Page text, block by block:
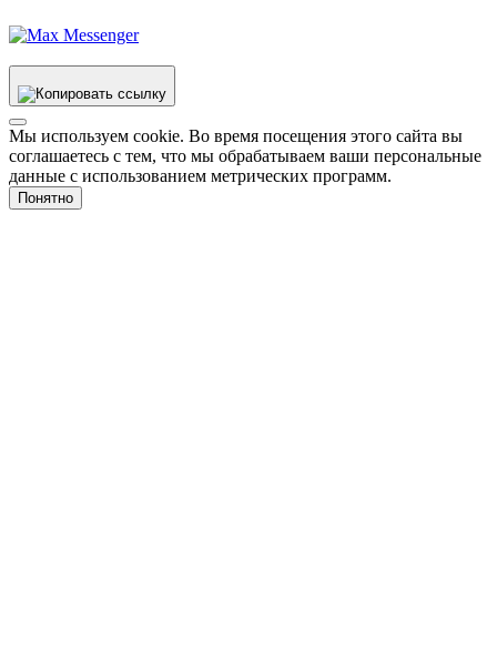
Мы используем cookie. Во время посещения этого сайта вы
соглашаетесь с тем, что мы обрабатываем ваши персональные
данные с использованием метрических программ.
Понятно